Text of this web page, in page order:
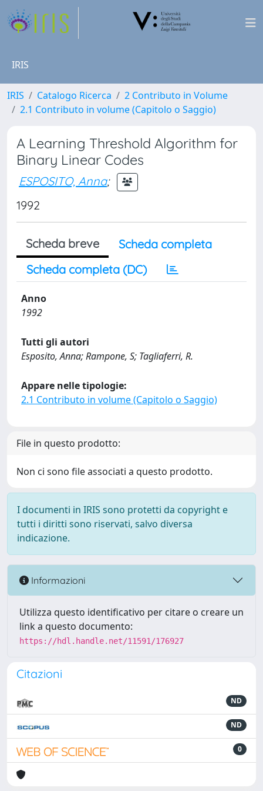
IRIS
IRIS Catalogo Ricerca
2 Contributo in Volume
2.1 Contributo in volume (Capitolo o Saggio)
A Learning Threshold Algorithm for
Binary Linear Codes
ESPOSITO, Anna;
1992
Scheda breve
Scheda completa
Scheda completa (DC)
Anno
1992
Tutti gli autori
Esposito, Anna; Rampone, S; Tagliaferri, R.
Appare nelle tipologie:
2.1 Contributo in volume (Capitolo o Saggio)
File in questo prodotto:
Non ci sono file associati a questo prodotto.
I documenti in IRIS sono protetti da copyright e
tutti i diritti sono riservati, salvo diversa
indicazione.
Informazioni
Utilizza questo identificativo per citare o creare un
link a questo documento:
https://hdl.handle.net/11591/176927
Citazioni
ND
ND
0